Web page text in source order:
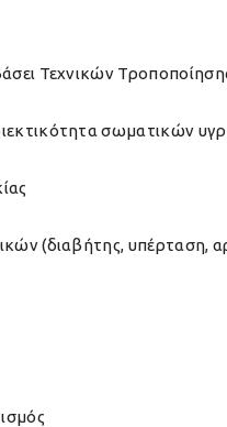
Τεχνικών
σωματικών
(διαβήτης, υπέρταση,